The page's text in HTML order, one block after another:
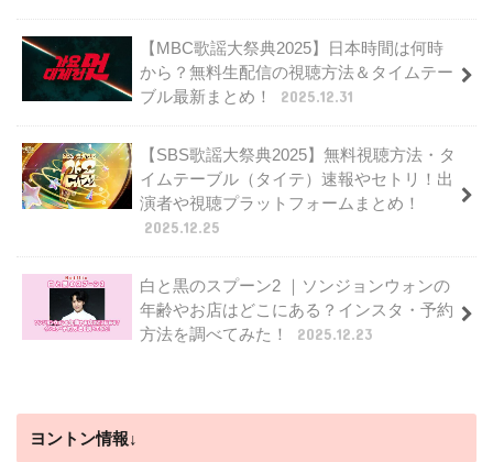
【MBC歌謡大祭典2025】日本時間は何時
から？無料生配信の視聴方法＆タイムテー
ブル最新まとめ！
2025.12.31
【SBS歌謡大祭典2025】無料視聴方法・タ
イムテーブル（タイテ）速報やセトリ！出
演者や視聴プラットフォームまとめ！
2025.12.25
白と黒のスプーン2 ｜ソンジョンウォンの
年齢やお店はどこにある？インスタ・予約
方法を調べてみた！
2025.12.23
ヨントン情報↓